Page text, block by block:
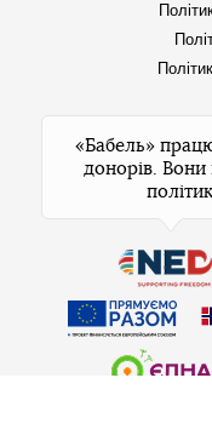
«Бабель»
донорів. Вони